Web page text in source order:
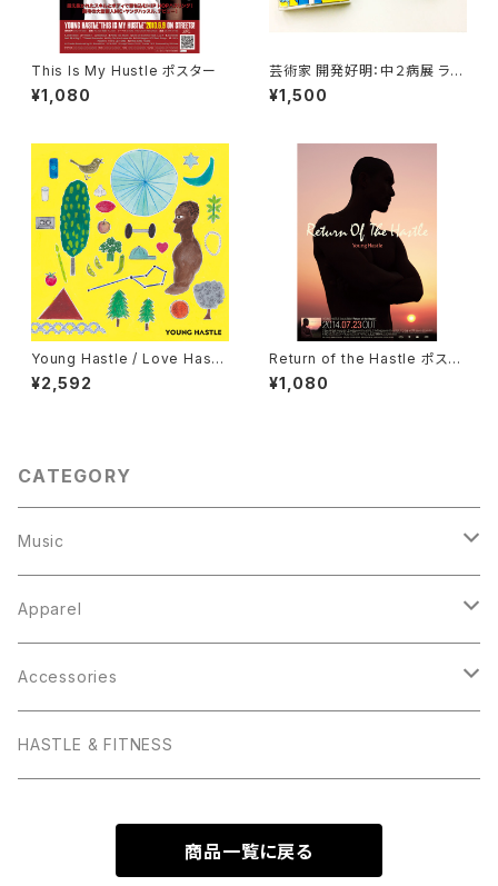
This Is My Hustle ポスター
¥1,080
芸術家 開発好明：中２病展 ラッ
プ音声ガイド by Young Hastl
e (カセットテープ)
¥1,500
Young Hastle / Love Hastl
e (CD) ステッカー&ヤンハスサ
イン入りポスター付き
¥2,592
Return of the Hastle ポスタ
ー
¥1,080
CATEGORY
Music
HASTLE & FITNESS
Apparel
Hats
Tops
Crew-Neck T
Accessories
iPhone ケース
HASTLE & FITNESS
商品一覧に戻る